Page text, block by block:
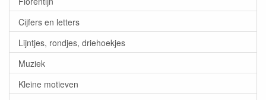
Cijfers en letters
Lijntjes, rondjes, driehoekjes
Muziek
Kleine motieven